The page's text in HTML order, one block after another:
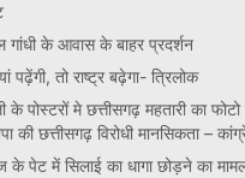
गांधी के आवास के बाहर प्रदर्शन
पढ़ेंगी, तो राष्ट्र बढ़ेगा- त्रिलोक
के पोस्टरों मे छत्तीसगढ़ महतारी का फोटो
की छत्तीसगढ़ विरोधी मानसिकता –
के पेट में सिलाई का धागा छोड़ने का